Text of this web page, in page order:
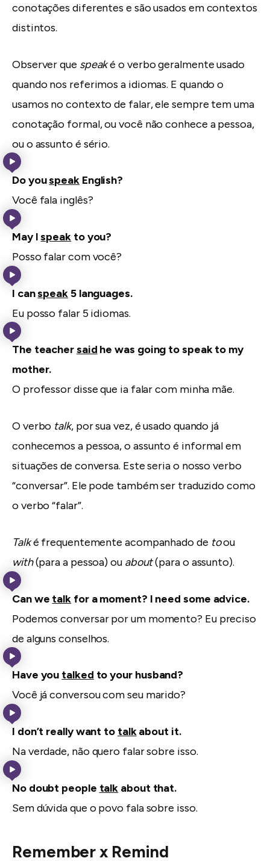
conotações diferentes e são usados em contextos
distintos.
Observer que speaké o verbo geralmente usado
quando nos referimos a idiomas. E quando o
usamos no contexto de falar, ele sempre tem uma
conotação formal, ou você não conhece a pessoa,
ou o assunto é sério.
Do youspeakEnglish?
Você fala inglês?
May Ispeak to you?
Posso falar com você?
I canspeak5 languages.
Eu posso falar 5 idiomas.
The teachersaid he was going to speak to my
mother.
O professor disse que ia falar com minha mãe.
O verbo talk, por sua vez, é usado quando já
conhecemos a pessoa, o assunto é informal em
situações de conversa. Este seria o nosso verbo
“conversar”. Ele pode também ser traduzido como
o verbo “falar”.
Talké frequentemente acompanhado de toou
with(para a pessoa) ou about(para o assunto).
Can we talk for a moment? I need some advice.
Podemos conversar por um momento? Eu preciso
de alguns conselhos.
Have you talked to your husband?
Você já conversou com seu marido?
I don’t really want to talkabout it.
Na verdade, não quero falar sobre isso.
No doubt people talk about that.
Sem dúvida que o povo fala sobre isso.
Remember x Remind